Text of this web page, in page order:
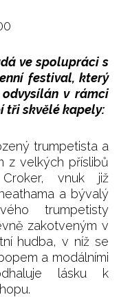
ve spolupráci s
festival, který
v rámci
tři skvělé kapely:
trumpetista a
z velkých příslibů
vnuk již
a bývalý
trumpetisty
zakotveným v
hudba, v níž se
a modálními
lásku k